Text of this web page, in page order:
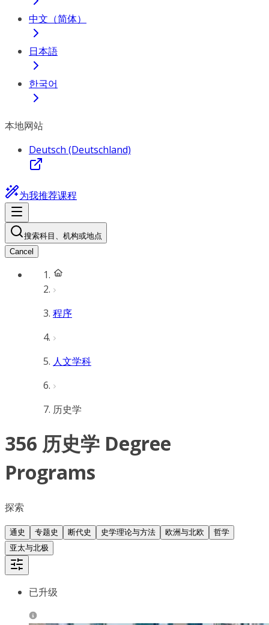
中文（简体）
日本語
한국어
本地网站
Deutsch (Deutschland)
为我推荐课程
搜索科目、机构或地点
Cancel
程序
人文学科
历史学
356 历史学 Degree
Programs
探索
通史 专题史 断代史 史学理论与方法 欧洲与北欧
哲学
亚太与北极
已升级